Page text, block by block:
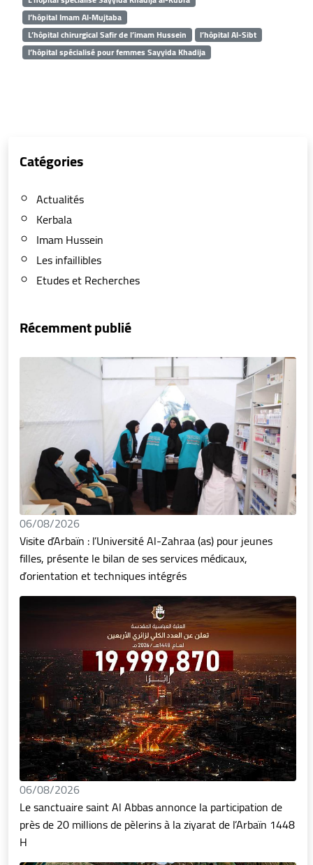
l’hôpital Imam Al‑Mujtaba
L’hôpital chirurgical Safir de l’imam Hussein
l’hôpital Al-Sibt
l’hôpital spécialisé pour femmes Sayyida Khadija
Catégories
Actualités
Kerbala
Imam Hussein
Les infaillibles
Etudes et Recherches
Récemment publié
06/08/2026
Visite d’Arbaïn : l’Université Al-Zahraa (as) pour jeunes
filles, présente le bilan de ses services médicaux,
d’orientation et techniques intégrés
06/08/2026
Le sanctuaire saint Al Abbas annonce la participation de
près de 20 millions de pèlerins à la ziyarat de l’Arbaïn 1448
H